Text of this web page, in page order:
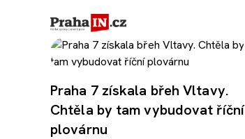
Praha 7 získala břeh Vltavy.
Chtěla by tam vybudovat říční
plovárnu